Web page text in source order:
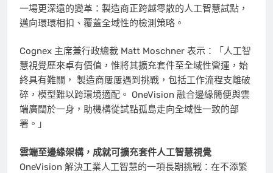
一場更深遠的變革：製造商正跨越零散的人工智慧試點，
邁向環環相扣、覆蓋全域性的檢測策略。
Cognex 主席兼行政總裁 Matt Moschner 表示：「人工智
慧視覺歷來卓有價值，惟將其擴充套件至全域性營運，始
終具有難關， 製造商屢屢遇到挑戰，包括工作流程支離破
碎，模型難以跨環境適配。 OneVision 融合邊緣簡便與雲
端廣闊於一身，助機構從試點孤島走向全域性一致的部
署。」
雲端至邊緣架構，成就可擴充套件人工智慧視覺
OneVision 解決工業人工智慧的一項長期挑戰：在不添繁